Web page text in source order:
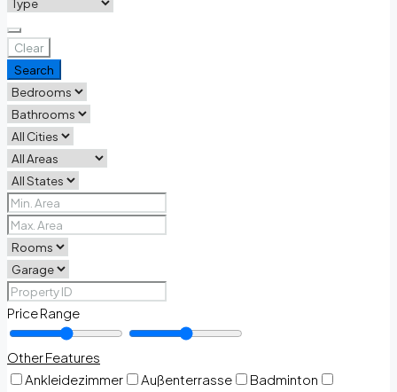
Clear
Search
Price Range
Other Features
Ankleidezimmer
Außenterrasse
Badminton